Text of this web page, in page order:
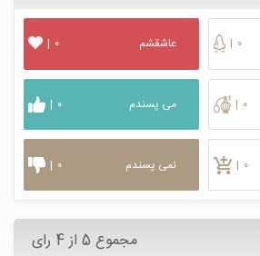
| ۰
| ۰
| ۰
عاشقشم | ۰
می پسندم | ۰
نمی پسندم | ۰
مجموع 5 از 4 رای